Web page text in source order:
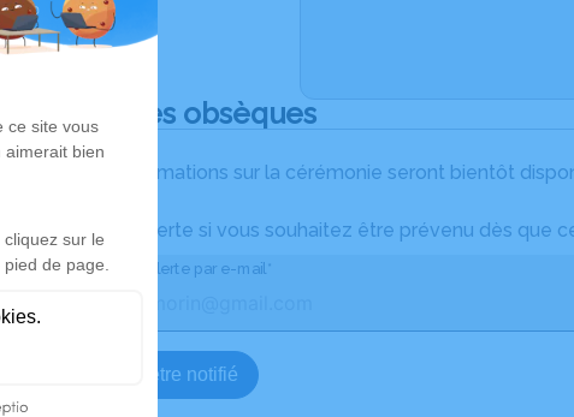
Déroulé des obsèques
Les informations sur la cérémonie seront bientôt
Activez une alerte si vous souhaitez être prévenu dès que
Recevoir une alerte par e-mail*
Je veux être notifié